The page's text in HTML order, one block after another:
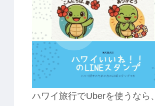
ハワイ旅行でUberを使うなら